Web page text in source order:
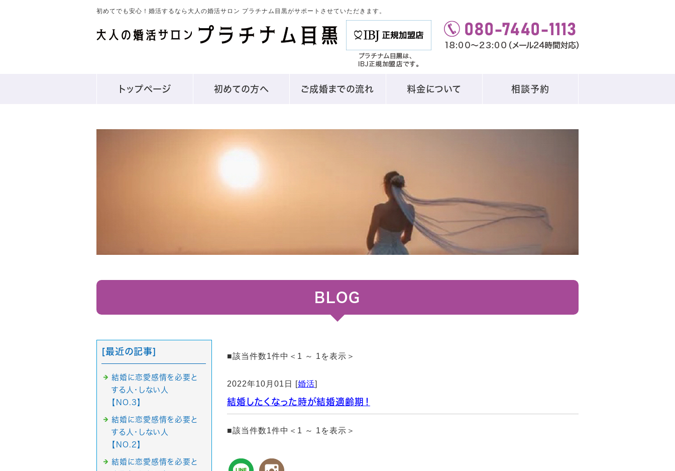
初めてでも安心！婚活するなら大人の婚活サロン プラチナム目黒がサポートさせていただきます。
トップぺージ 初めての方へ ご成婚までの流れ 料金について 相談予約
BLOG
■該当件数1件中＜1 ～ 1を表示＞
2022年10月01日 [婚活]
結婚したくなった時が結婚適齢期！
■該当件数1件中＜1 ～ 1を表示＞
[最近の記事]
結婚に恋愛感情を必要と
する人・しない人
【NO.3】
結婚に恋愛感情を必要と
する人・しない人
【NO.2】
結婚に恋愛感情を必要と